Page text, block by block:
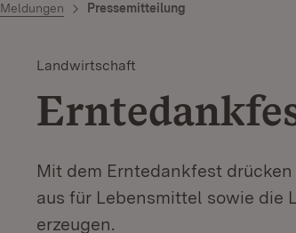
Meldungen Pressemitteilung
Landwirtschaft
Mit dem Erntedankfest
aus für Lebensmittel sowie die
erzeugen.